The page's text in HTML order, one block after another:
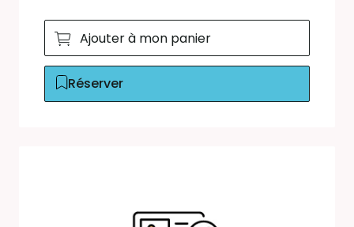
Ajouter à mon panier
Réserver